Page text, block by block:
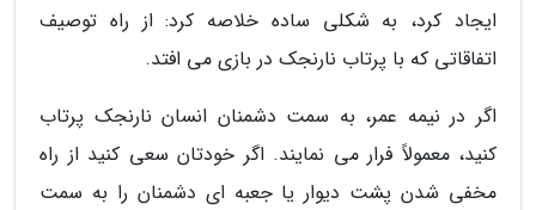
ایجاد کرد، به شکلی ساده خلاصه کرد: از راه توصیف
اتفاقاتی که با پرتاب نارنجک در بازی می افتد.
اگر در نیمه عمر، به سمت دشمنان انسان نارنجک پرتاب
کنید، معمولاً فرار می نمایند. اگر خودتان سعی کنید از راه
مخفی شدن پشت دیوار یا جعبه ای دشمنان را به سمت